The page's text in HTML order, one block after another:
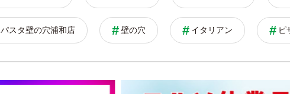
パスタ壁の穴浦和店 壁の穴 イタリアン ピ